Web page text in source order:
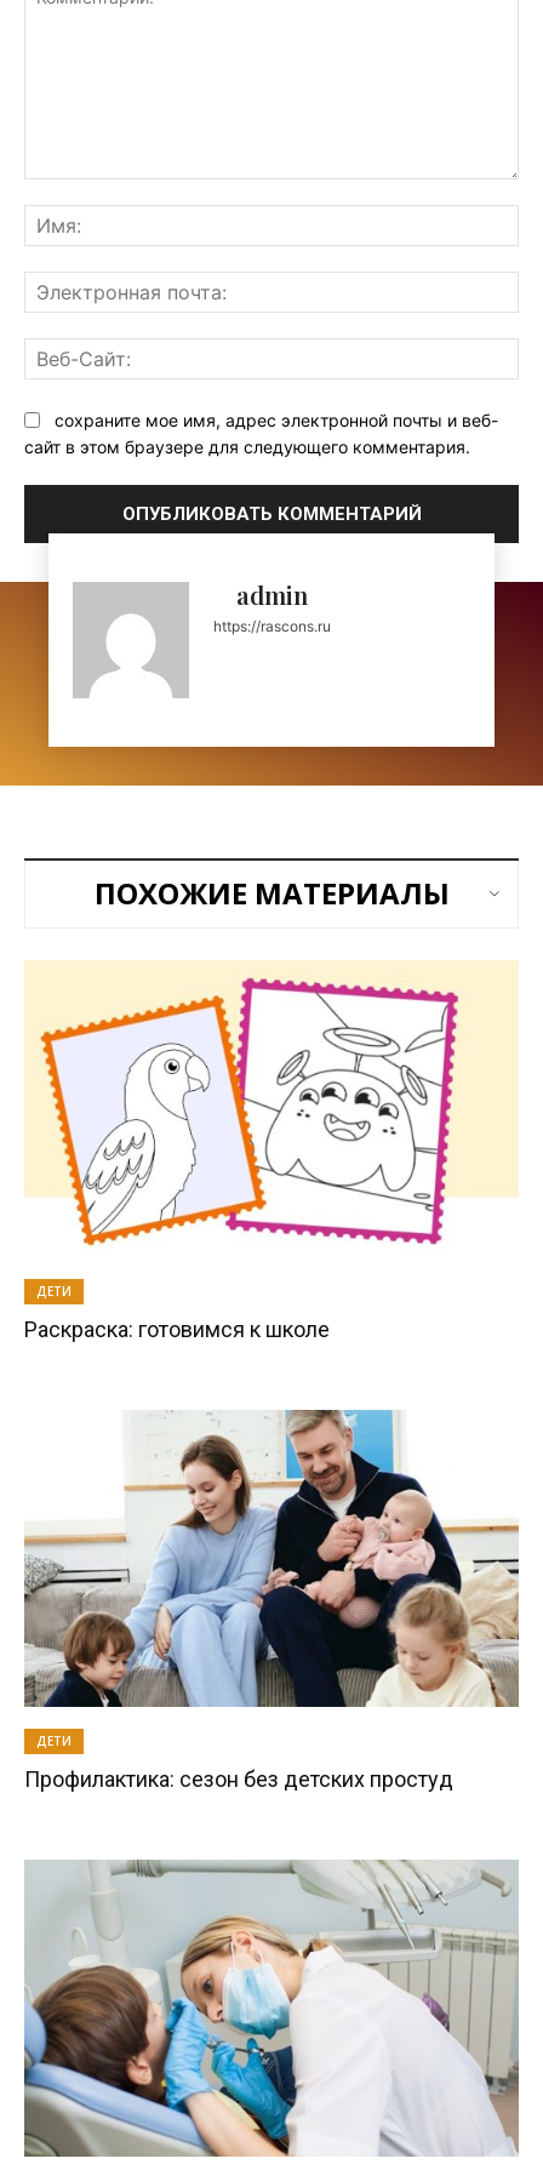
сохраните мое имя, адрес электронной почты и веб-
сайт в этом браузере для следующего комментария.
admin
https://rascons.ru
ПОХОЖИЕ МАТЕРИАЛЫ
ДЕТИ
Раскраска: готовимся к школе
ДЕТИ
Профилактика: сезон без детских простуд